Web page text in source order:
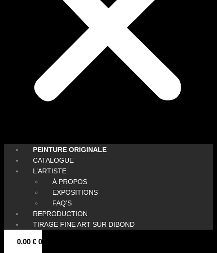
PEINTURE ORIGINALE
CATALOGUE
L’ARTISTE
À PROPOS
EXPOSITIONS
FAQ’S
REPRODUCTION
TIRAGE FINE ART SUR DIBOND
0,00 € 0